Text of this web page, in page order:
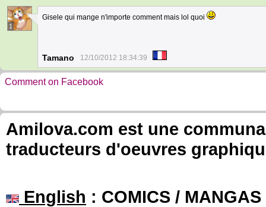
1
Gisele qui mange n'importe comment mais lol quoi
Tamano 12/10/2012 18:34:39
Comment on Facebook
Amilova.com est une
traducteurs d'oeuvres
English : COMICS /